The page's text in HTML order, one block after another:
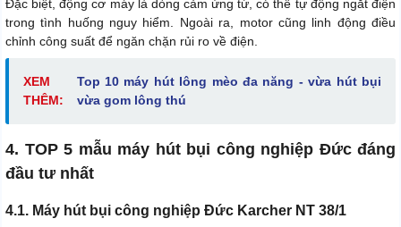
Đặc biệt, động cơ máy là dòng cảm ứng từ, có thể tự động ngắt điện
trong tình huống nguy hiểm. Ngoài ra, motor cũng linh động điều
chỉnh công suất để ngăn chặn rủi ro về điện.
XEM
THÊM:
Top 10 máy hút lông mèo đa năng - vừa hút bụi
vừa gom lông thú
4. TOP 5 mẫu máy hút bụi công nghiệp Đức đáng
đầu tư nhất
4.1. Máy hút bụi công nghiệp Đức Karcher NT 38/1